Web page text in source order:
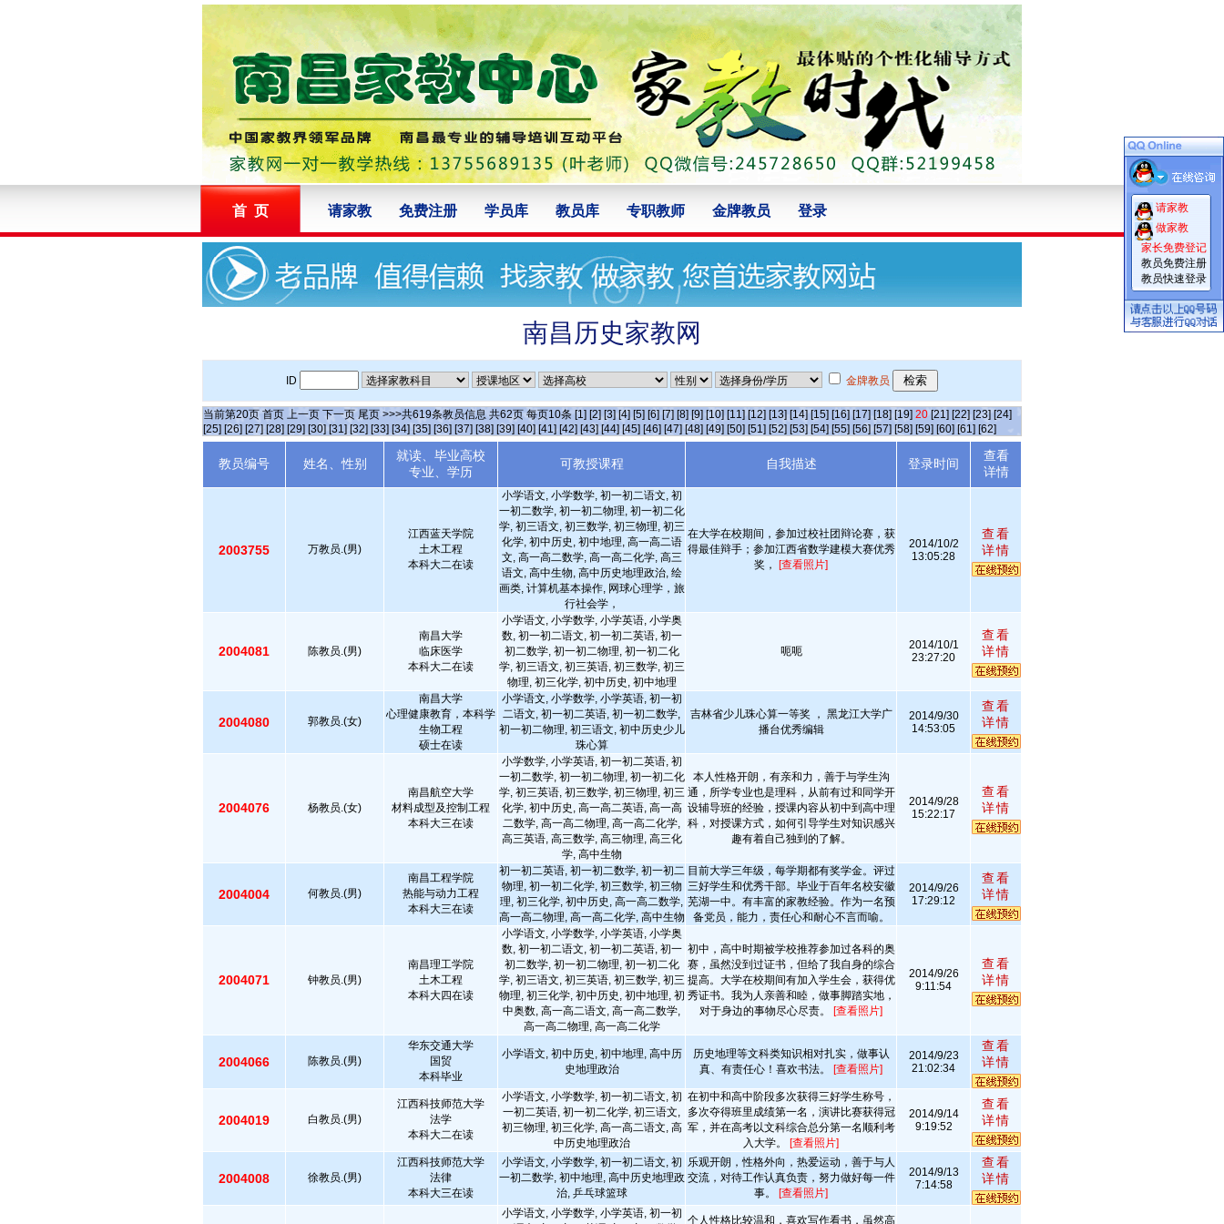
首 页 请家教 免费注册 学员库 教员库 专职教师 金牌教员 登录
南昌历史家教网
ID 金牌教员
当前第20页 首页 上一页 下一页 尾页 >>>共619条教员信息 共62页 每页10条 [1] [2] [3] [4] [5] [6] [7] [8] [9] [10] [11] [12] [13] [14] [15] [16] [17] [18] [19] 20 [21] [22] [23] [24]
[25] [26] [27] [28] [29] [30] [31] [32] [33] [34] [35] [36] [37] [38] [39] [40] [41] [42] [43] [44] [45] [46] [47] [48] [49] [50] [51] [52] [53] [54] [55] [56] [57] [58] [59] [60] [61] [62]
教员编号 姓名、性别
就读、毕业高校
专业、学历
可教授课程 自我描述 登录时间
查看
详情
2003755 万教员.(男)
江西蓝天学院
土木工程
本科大二在读
小学语文, 小学数学, 初一初二语文, 初
一初二数学, 初一初二物理, 初一初二化
学, 初三语文, 初三数学, 初三物理, 初三
化学, 初中历史, 初中地理, 高一高二语
文, 高一高二数学, 高一高二化学, 高三
语文, 高中生物, 高中历史地理政治, 绘
画类, 计算机基本操作, 网球心理学，旅
行社会学，
在大学在校期间，参加过校社团辩论赛，获
得最佳辩手；参加江西省数学建模大赛优秀
奖， [查看照片]
2014/10/2
13:05:28
查看
详情
2004081 陈教员.(男)
南昌大学
临床医学
本科大二在读
小学语文, 小学数学, 小学英语, 小学奥
数, 初一初二语文, 初一初二英语, 初一
初二数学, 初一初二物理, 初一初二化
学, 初三语文, 初三英语, 初三数学, 初三
物理, 初三化学, 初中历史, 初中地理
呃呃
2014/10/1
23:27:20
查看
详情
2004080 郭教员.(女)
南昌大学
心理健康教育，本科学
生物工程
硕士在读
小学语文, 小学数学, 小学英语, 初一初
二语文, 初一初二英语, 初一初二数学,
初一初二物理, 初三语文, 初中历史少儿
珠心算
吉林省少儿珠心算一等奖 ， 黑龙江大学广
播台优秀编辑
2014/9/30
14:53:05
查看
详情
2004076 杨教员.(女)
南昌航空大学
材料成型及控制工程
本科大三在读
小学数学, 小学英语, 初一初二英语, 初
一初二数学, 初一初二物理, 初一初二化
学, 初三英语, 初三数学, 初三物理, 初三
化学, 初中历史, 高一高二英语, 高一高
二数学, 高一高二物理, 高一高二化学,
高三英语, 高三数学, 高三物理, 高三化
学, 高中生物
本人性格开朗，有亲和力，善于与学生沟
通，所学专业也是理科，从前有过和同学开
设辅导班的经验，授课内容从初中到高中理
科，对授课方式，如何引导学生对知识感兴
趣有着自己独到的了解。
2014/9/28
15:22:17
查看
详情
2004004 何教员.(男)
南昌工程学院
热能与动力工程
本科大三在读
初一初二英语, 初一初二数学, 初一初二
物理, 初一初二化学, 初三数学, 初三物
理, 初三化学, 初中历史, 高一高二数学,
高一高二物理, 高一高二化学, 高中生物
目前大学三年级，每学期都有奖学金。评过
三好学生和优秀干部。毕业于百年名校安徽
芜湖一中。有丰富的家教经验。作为一名预
备党员，能力，责任心和耐心不言而喻。
2014/9/26
17:29:12
查看
详情
2004071 钟教员.(男)
南昌理工学院
土木工程
本科大四在读
小学语文, 小学数学, 小学英语, 小学奥
数, 初一初二语文, 初一初二英语, 初一
初二数学, 初一初二物理, 初一初二化
学, 初三语文, 初三英语, 初三数学, 初三
物理, 初三化学, 初中历史, 初中地理, 初
中奥数, 高一高二语文, 高一高二数学,
高一高二物理, 高一高二化学
初中，高中时期被学校推荐参加过各科的奥
赛，虽然没到过证书，但给了我自身的综合
提高。大学在校期间有加入学生会，获得优
秀证书。我为人亲善和睦，做事脚踏实地，
对于身边的事物尽心尽责。 [查看照片]
2014/9/26
9:11:54
查看
详情
2004066 陈教员.(男)
华东交通大学
国贸
本科毕业
小学语文, 初中历史, 初中地理, 高中历
史地理政治
历史地理等文科类知识相对扎实，做事认
真、有责任心！喜欢书法。 [查看照片]
2014/9/23
21:02:34
查看
详情
2004019 白教员.(男)
江西科技师范大学
法学
本科大二在读
小学语文, 小学数学, 初一初二语文, 初
一初二英语, 初一初二化学, 初三语文,
初三物理, 初三化学, 高一高二语文, 高
中历史地理政治
在初中和高中阶段多次获得三好学生称号，
多次夺得班里成绩第一名，演讲比赛获得冠
军，并在高考以文科综合总分第一名顺利考
入大学。 [查看照片]
2014/9/14
9:19:52
查看
详情
2004008 徐教员.(男)
江西科技师范大学
法律
本科大三在读
小学语文, 小学数学, 初一初二语文, 初
一初二数学, 初中地理, 高中历史地理政
治, 乒乓球篮球
乐观开朗，性格外向，热爱运动，善于与人
交流，对待工作认真负责，努力做好每一件
事。 [查看照片]
2014/9/13
7:14:58
查看
详情
小学语文, 小学数学, 小学英语, 初一初
个人性格比较温和，喜欢写作看书，虽然高
请家教
做家教
家长免费登记
教员免费注册
教员快速登录